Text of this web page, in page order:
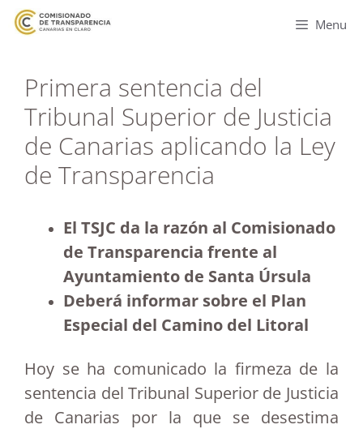
Menu
Primera sentencia del
Tribunal Superior de Justicia
de Canarias aplicando la Ley
de Transparencia
El TSJC da la razón al Comisionado
de Transparencia frente al
Ayuntamiento de Santa Úrsula
Deberá informar sobre el Plan
Especial del Camino del Litoral
Hoy se ha comunicado la firmeza de la
sentencia del Tribunal Superior de Justicia
de Canarias por la que se desestima